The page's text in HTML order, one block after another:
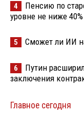
4
Пенсию по
уровне не ниже
5 Сможет ли ИИ
6
Путин
заключения
Главное сегодня